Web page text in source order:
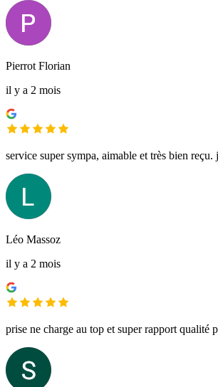
Pierrot Florian
il y a 2 mois
service super sympa, aimable et très bien reçu.
Léo Massoz
il y a 2 mois
prise ne charge au top et super rapport qualité